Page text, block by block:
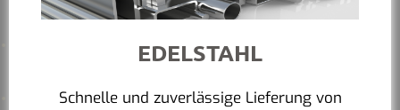
EDELSTAHL
Schnelle und zuverlässige Lieferung von